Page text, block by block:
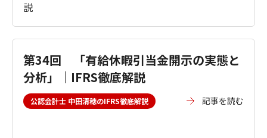
説
第34回 「有給休暇引当金開示の実態と
分析」｜IFRS徹底解説
公認会計士 中田清穂のIFRS徹底解説 記事を読む